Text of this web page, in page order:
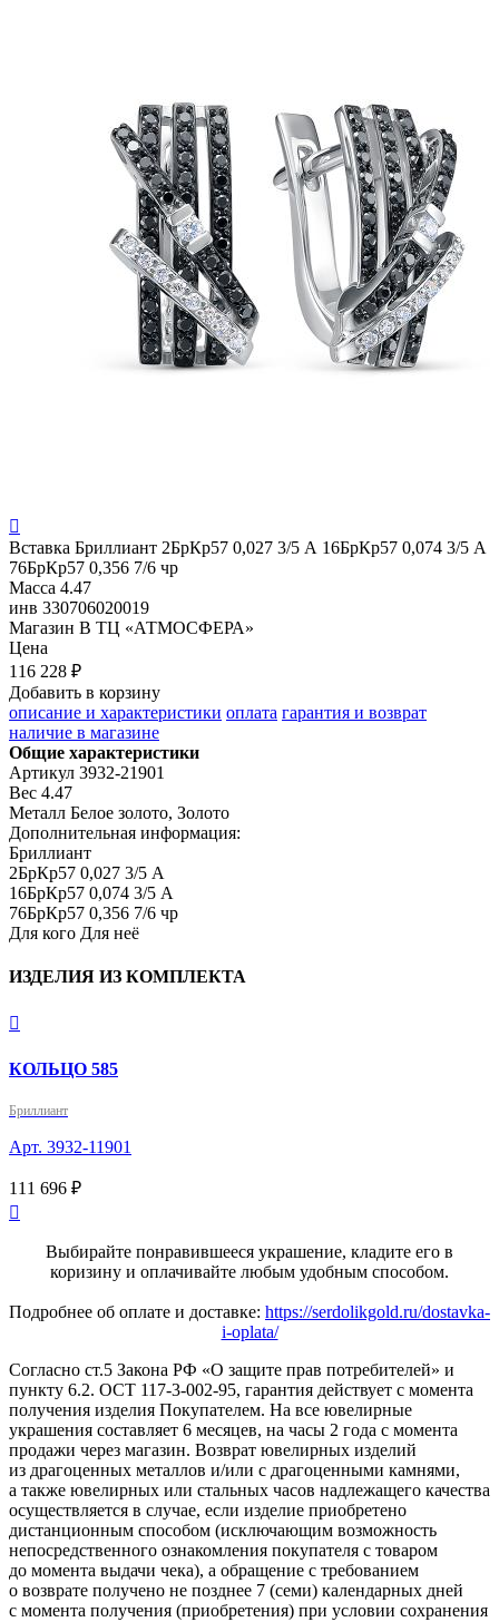

Вставка Бриллиант 2БрКр57 0,027 3/5 А 16БрКр57 0,074 3/5 А
76БрКр57 0,356 7/6 чр
Масса 4.47
инв 330706020019
Магазин В ТЦ «АТМОСФЕРА»
Цена
116 228 ₽
Добавить в корзину
описание и характеристики оплата гарантия и возврат
наличие в магазине
Общие характеристики
Артикул 3932-21901
Вес 4.47
Металл Белое золото, Золото
Дополнительная информация:
Бриллиант
2БрКр57 0,027 3/5 А
16БрКр57 0,074 3/5 А
76БрКр57 0,356 7/6 чр
Для кого Для неё
ИЗДЕЛИЯ ИЗ КОМПЛЕКТА

КОЛЬЦО 585
Бриллиант
Арт. 3932-11901
111 696 ₽

Выбирайте понравившееся украшение, кладите его в
коризину и оплачивайте любым удобным способом.
Подробнее об оплате и доставке: https://serdolikgold.ru/dostavka-
i-oplata/
Согласно ст.5 Закона РФ «О защите прав потребителей» и
пункту 6.2. ОСТ 117-3-002-95, гарантия действует с момента
получения изделия Покупателем. На все ювелирные
украшения составляет 6 месяцев, на часы 2 года с момента
продажи через магазин. Возврат ювелирных изделий
из драгоценных металлов и/или с драгоценными камнями,
а также ювелирных или стальных часов надлежащего качества
осуществляется в случае, если изделие приобретено
дистанционным способом (исключающим возможность
непосредственного ознакомления покупателя с товаром
до момента выдачи чека), а обращение с требованием
о возврате получено не позднее 7 (семи) календарных дней
с момента получения (приобретения) при условии сохранения